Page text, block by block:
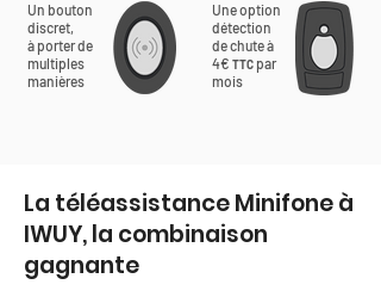
Un bouton
discret,
à porter de
multiples
manières
Une option
détection
de chute à
4€ TTC par
mois
La téléassistance Minifone à
IWUY, la combinaison
gagnante